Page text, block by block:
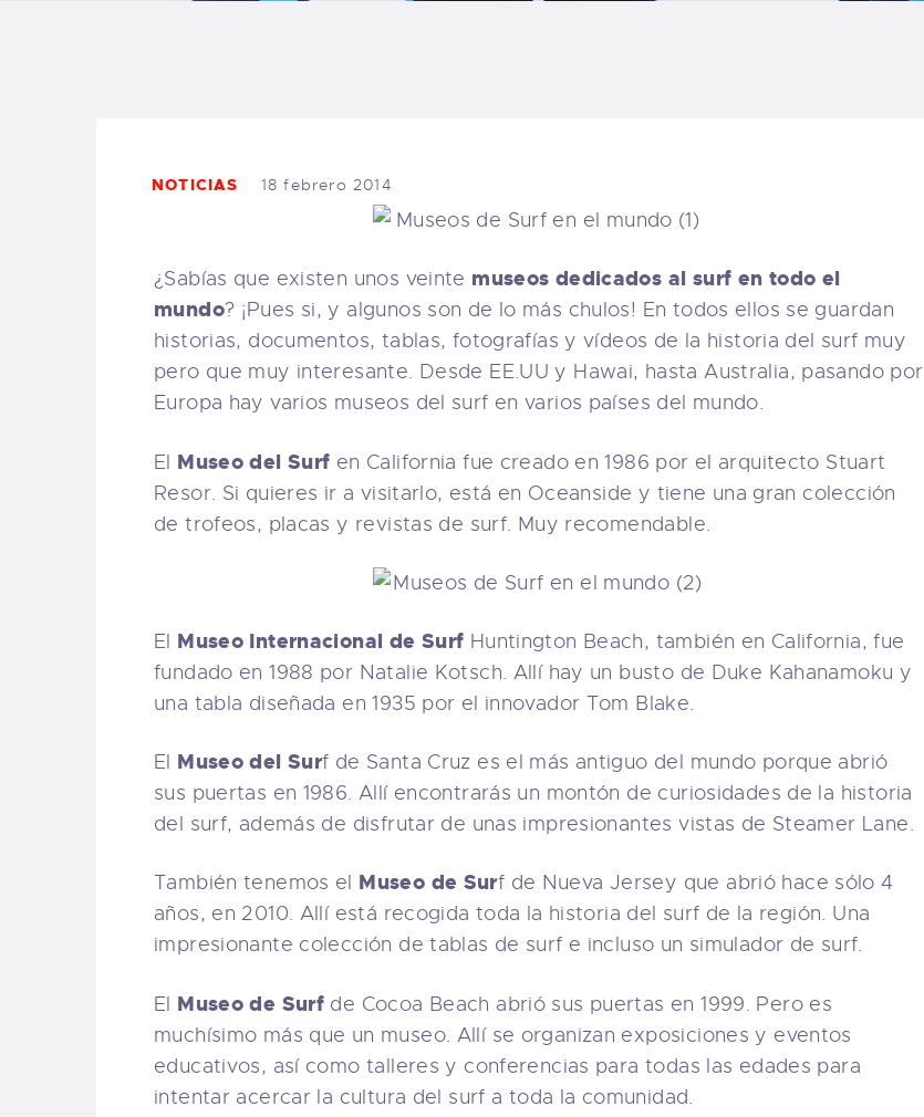
CARRITO
TIENDA FAMILY
SURFERS
WEBCAM SALINAS
PEDIDOS
NOTICIAS 18 febrero 2014
¿Sabías que existen unos veinte museos dedicados al surf en todo el
mundo? ¡Pues si, y algunos son de lo más chulos! En todos ellos se guardan
historias, documentos, tablas, fotografías y vídeos de la historia del surf muy
pero que muy interesante. Desde EE.UU y Hawai, hasta Australia, pasando por
Europa hay varios museos del surf en varios países del mundo.
El Museo del Surf en California fue creado en 1986 por el arquitecto Stuart
Resor. Si quieres ir a visitarlo, está en Oceanside y tiene una gran colección
de trofeos, placas y revistas de surf. Muy recomendable.
El Museo Internacional de Surf Huntington Beach, también en California, fue
fundado en 1988 por Natalie Kotsch. Allí hay un busto de Duke Kahanamoku y
una tabla diseñada en 1935 por el innovador Tom Blake.
El Museo del Surf de Santa Cruz es el más antiguo del mundo porque abrió
sus puertas en 1986. Allí encontrarás un montón de curiosidades de la historia
del surf, además de disfrutar de unas impresionantes vistas de Steamer Lane.
También tenemos el Museo de Surf de Nueva Jersey que abrió hace sólo 4
años, en 2010. Allí está recogida toda la historia del surf de la región. Una
impresionante colección de tablas de surf e incluso un simulador de surf.
El Museo de Surf de Cocoa Beach abrió sus puertas en 1999. Pero es
muchísimo más que un museo. Allí se organizan exposiciones y eventos
educativos, así como talleres y conferencias para todas las edades para
intentar acercar la cultura del surf a toda la comunidad.